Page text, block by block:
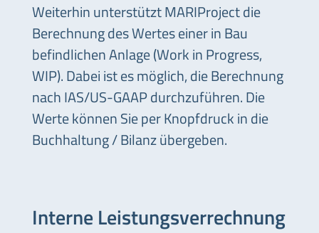
Weiterhin unterstützt MARIProject die
Berechnung des Wertes einer in Bau
befindlichen Anlage (Work in Progress,
WIP). Dabei ist es möglich, die Berechnung
nach IAS/US-GAAP durchzuführen. Die
Werte können Sie per Knopfdruck in die
Buchhaltung / Bilanz übergeben.
Interne Leistungsverrechnung